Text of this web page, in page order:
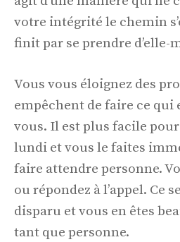
votre intégrité le chemin
finit par se prendre d’elle-
Vous vous éloignez des
empêchent de faire ce qui
vous. Il est plus facile
lundi et vous le faites
faire attendre personne.
ou répondez à l’appel. Ce
disparu et vous en êtes
tant que personne.